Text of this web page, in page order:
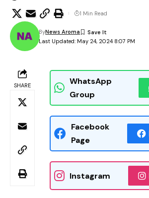
Last Updated: May 24, 2024 8:07 PM
ByNews Aroma
1 Min Read
SHARE
WhatsApp
Group
Facebook
Page
Instagram